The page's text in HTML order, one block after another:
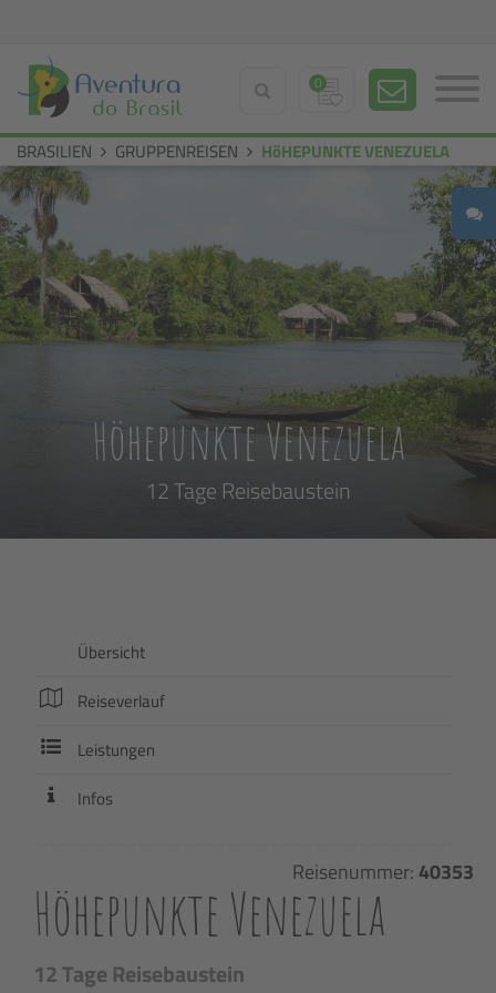
0
BRASILIEN GRUPPENREISEN HöHEPUNKTE VENEZUELA
Höhepunkte Venezuela
12 Tage Reisebaustein
Übersicht
Reiseverlauf
Leistungen
Infos
Reisenummer: 40353
Höhepunkte Venezuela
12 Tage Reisebaustein